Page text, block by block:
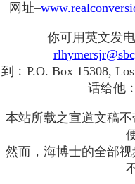
网址–
你可用英文发
到﹕P.O. Box 15308,
话给他
本站所载之宣道文稿
然而，海博士的全部